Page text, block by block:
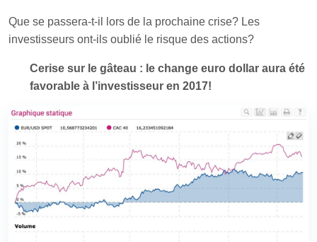
Que se passera-t-il lors de la prochaine crise? Les
investisseurs ont-ils oublié le risque des actions?
Cerise sur le gâteau : le change euro dollar aura été
favorable à l’investisseur en 2017!